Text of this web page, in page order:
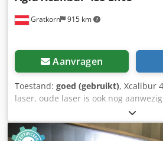
Gratkorn 915 km
Aanvragen
Toestand: goed (gebruikt), Xcalibur
laser, oude laser is ook nog